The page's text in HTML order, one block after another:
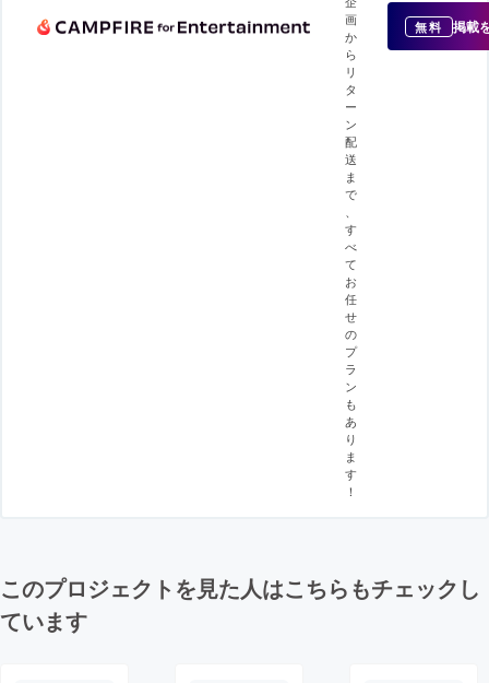
画
か
ら
リ
タ
ー
ン
配
送
ま
で
、
す
べ
て
お
任
せ
の
プ
ラ
ン
も
あ
り
ま
す
！
無料 掲載
このプロジェクトを見た人はこちらもチェックし
ています